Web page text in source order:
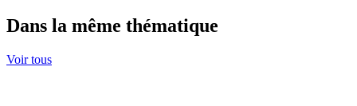
Dans la même thématique
Voir tous